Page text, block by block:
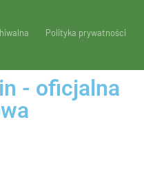
Polityka prywatności
- oficjalna